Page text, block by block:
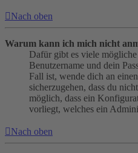
Nach oben
Warum kann ich mich nicht
Dafür gibt es viele
Benutzername und dein
Fall ist, wende dich an
sicherzugehen, dass du
möglich, dass ein
vorliegt, welches ein
Nach oben